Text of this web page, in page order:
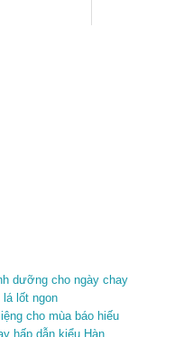
dưỡng cho ngày chay
lá lốt ngon
cho mùa báo hiếu
hấp dẫn kiểu Hàn